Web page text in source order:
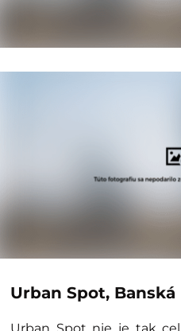
Urban Spot,
Urban Spot nie je tak